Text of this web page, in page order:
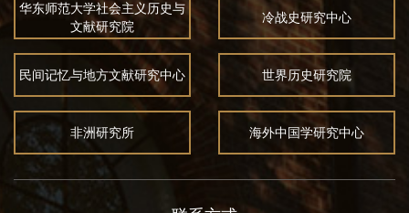
华东师范大学社会主义历史与
文献研究院
冷战史研究中心
民间记忆与地方文献研究中心 世界历史研究院
非洲研究所 海外中国学研究中心